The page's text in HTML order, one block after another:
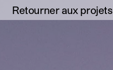
Retourner aux projets